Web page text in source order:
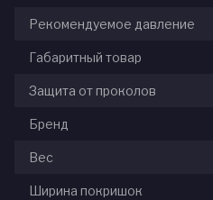
Рекомендуемое давление
Габаритный товар
Защита от проколов
Бренд
Вес
Ширина покришок